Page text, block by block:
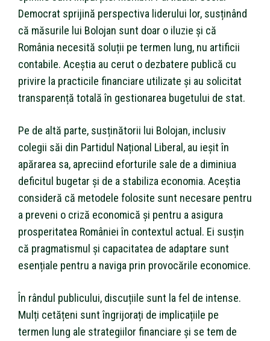
Democrat sprijină perspectiva liderului lor, susținând
că măsurile lui Bolojan sunt doar o iluzie și că
România necesită soluții pe termen lung, nu artificii
contabile. Aceștia au cerut o dezbatere publică cu
privire la practicile financiare utilizate și au solicitat
transparență totală în gestionarea bugetului de stat.
Pe de altă parte, susținătorii lui Bolojan, inclusiv
colegii săi din Partidul Național Liberal, au ieșit în
apărarea sa, apreciind eforturile sale de a diminiua
deficitul bugetar și de a stabiliza economia. Aceștia
consideră că metodele folosite sunt necesare pentru
a preveni o criză economică și pentru a asigura
prosperitatea României în contextul actual. Ei susțin
că pragmatismul și capacitatea de adaptare sunt
esențiale pentru a naviga prin provocările economice.
În rândul publicului, discuțiile sunt la fel de intense.
Mulți cetățeni sunt îngrijorați de implicațiile pe
termen lung ale strategiilor financiare și se tem de